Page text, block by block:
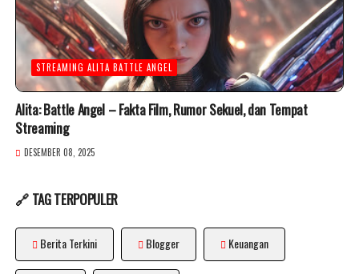
STREAMING ALITA BATTLE ANGEL
Alita: Battle Angel – Fakta Film, Rumor Sekuel, dan Tempat
Streaming
DESEMBER 08, 2025
🔗 TAG TERPOPULER
Berita Terkini Blogger Keuangan